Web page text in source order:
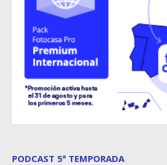
PODCAST 5ª TEMPORADA